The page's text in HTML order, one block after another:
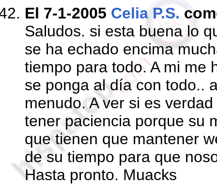
El 7-1-2005 Celia P.S.
Saludos. si esta buena lo
se ha echado encima
tiempo para todo. A mi me
se ponga al día con todo..
menudo. A ver si es
tener paciencia porque su
que tienen que mantener
de su tiempo para que
Hasta pronto. Muacks